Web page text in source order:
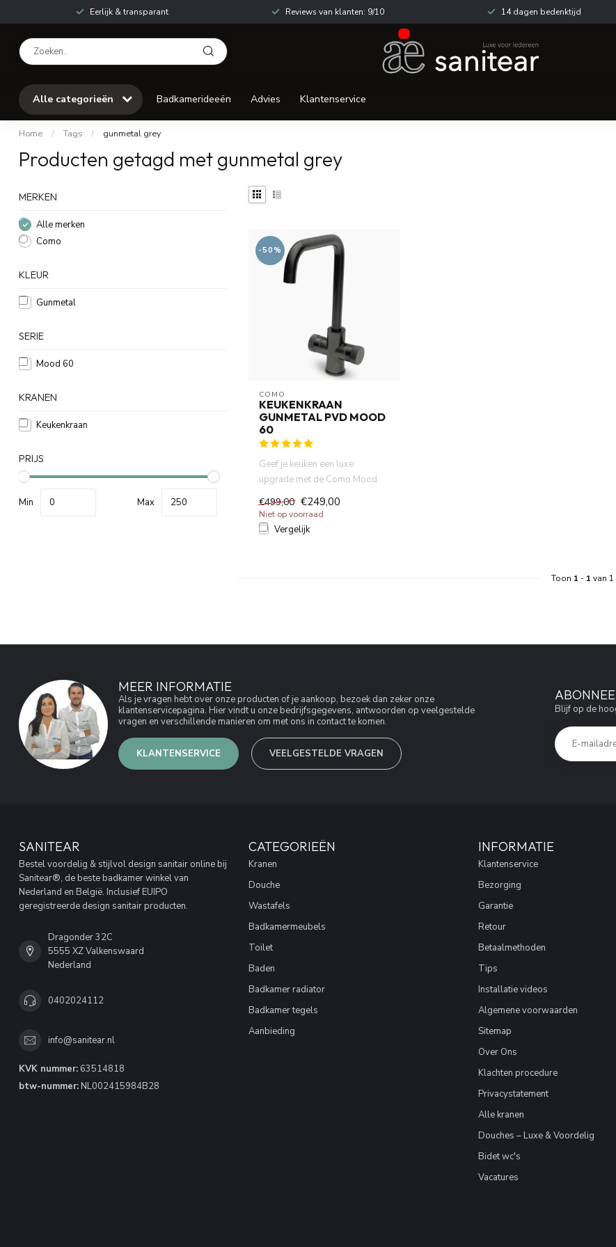
Eerlijk & transparant Reviews van klanten: 9/10 14 dagen bedenktijd
Alle categorieën Badkamerideeën Advies Klantenservice
Home / Tags / gunmetal grey
Producten getagd met gunmetal grey
MERKEN
Alle merken
Como
KLEUR
Gunmetal
SERIE
Mood 60
KRANEN
Keukenkraan
PRIJS
Min Max
-50%
COMO
KEUKENKRAAN
GUNMETAL PVD MOOD
60
Geef je keuken een luxe
upgrade met de Como Mood
Dez...
€499,00 €249,00
Niet op voorraad
Vergelijk
Toon 1 - 1 van 1
MEER INFORMATIE
Als je vragen hebt over onze producten of je aankoop, bezoek dan zeker onze
klantenservicepagina. Hier vindt u onze bedrijfsgegevens, antwoorden op veelgestelde
vragen en verschillende manieren om met ons in contact te komen.
KLANTENSERVICE VEELGESTELDE VRAGEN
Blijf op de
SANITEAR
Bestel voordelig & stijlvol design sanitair online bij
Sanitear®, de beste badkamer winkel van
Nederland en België. Inclusief EUIPO
geregistreerde design sanitair producten.
Dragonder 32C
5555 XZ Valkenswaard
Nederland
0402024112
info@sanitear.nl
KVK nummer: 63514818
btw-nummer: NL002415984B28
CATEGORIEËN
Kranen
Douche
Wastafels
Badkamermeubels
Toilet
Baden
Badkamer radiator
Badkamer tegels
Aanbieding
INFORMATIE
Klantenservice
Bezorging
Garantie
Retour
Betaalmethoden
Tips
Installatie videos
Algemene voorwaarden
Sitemap
Over Ons
Klachten procedure
Privacystatement
Alle kranen
Douches – Luxe & Voordelig
Bidet wc's
Vacatures